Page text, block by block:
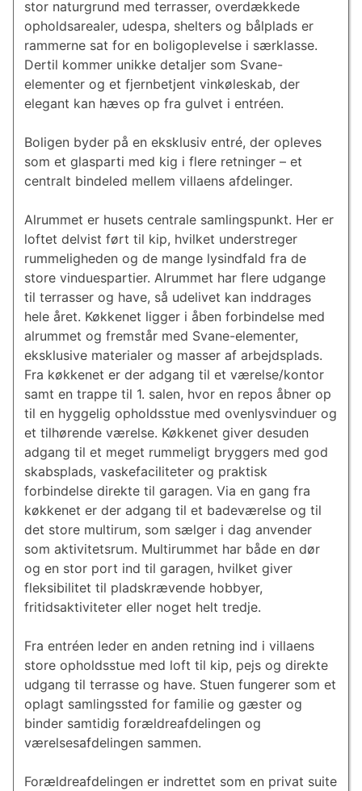
stor naturgrund med terrasser, overdækkede
opholdsarealer, udespa, shelters og bålplads er
rammerne sat for en boligoplevelse i særklasse.
Dertil kommer unikke detaljer som Svane-
elementer og et fjernbetjent vinkøleskab, der
elegant kan hæves op fra gulvet i entréen.
Boligen byder på en eksklusiv entré, der opleves
som et glasparti med kig i flere retninger – et
centralt bindeled mellem villaens afdelinger.
Alrummet er husets centrale samlingspunkt. Her er
loftet delvist ført til kip, hvilket understreger
rummeligheden og de mange lysindfald fra de
store vinduespartier. Alrummet har flere udgange
til terrasser og have, så udelivet kan inddrages
hele året. Køkkenet ligger i åben forbindelse med
alrummet og fremstår med Svane-elementer,
eksklusive materialer og masser af arbejdsplads.
Fra køkkenet er der adgang til et værelse/kontor
samt en trappe til 1. salen, hvor en repos åbner op
til en hyggelig opholdsstue med ovenlysvinduer og
et tilhørende værelse. Køkkenet giver desuden
adgang til et meget rummeligt bryggers med god
skabsplads, vaskefaciliteter og praktisk
forbindelse direkte til garagen. Via en gang fra
køkkenet er der adgang til et badeværelse og til
det store multirum, som sælger i dag anvender
som aktivitetsrum. Multirummet har både en dør
og en stor port ind til garagen, hvilket giver
fleksibilitet til pladskrævende hobbyer,
fritidsaktiviteter eller noget helt tredje.
Fra entréen leder en anden retning ind i villaens
store opholdsstue med loft til kip, pejs og direkte
udgang til terrasse og have. Stuen fungerer som et
oplagt samlingssted for familie og gæster og
binder samtidig forældreafdelingen og
værelsesafdelingen sammen.
Forældreafdelingen er indrettet som en privat suite